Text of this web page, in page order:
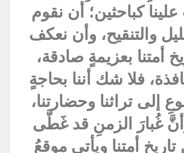
كباحثين؛ أن نقوم
والتنقيح، وأن نعكف
أمتنا بعزيمةٍ صادقة،
فلا شك أننا بحاجةٍ
إلى تراثنا وحضارتنا،
غُبارَ الزمنِ قد غَطَّى
أمتنا ويأتي موقعُ